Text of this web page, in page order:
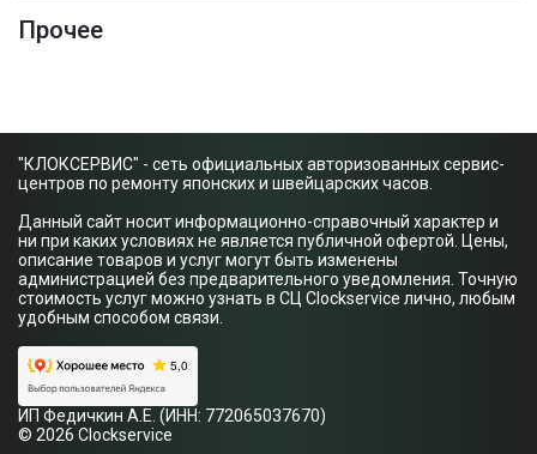
Прочее
"КЛОКСЕРВИС" - сеть официальных авторизованных сервис-
центров по ремонту японских и швейцарских часов.
Данный сайт носит информационно-справочный характер и
ни при каких условиях не является публичной офертой. Цены,
описание товаров и услуг могут быть изменены
администрацией без предварительного уведомления. Точную
стоимость услуг можно узнать в СЦ Clockservice лично, любым
удобным способом связи.
ИП Федичкин А.Е. (ИНН: 772065037670)
© 2026 Clockservice